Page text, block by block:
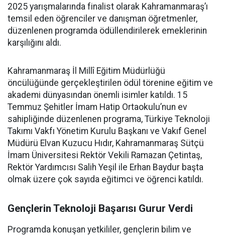
2025 yarışmalarında finalist olarak Kahramanmaraş’ı
temsil eden öğrenciler ve danışman öğretmenler,
düzenlenen programda ödüllendirilerek emeklerinin
karşılığını aldı.
Kahramanmaraş İl Millî Eğitim Müdürlüğü
öncülüğünde gerçekleştirilen ödül törenine eğitim ve
akademi dünyasından önemli isimler katıldı. 15
Temmuz Şehitler İmam Hatip Ortaokulu’nun ev
sahipliğinde düzenlenen programa, Türkiye Teknoloji
Takımı Vakfı Yönetim Kurulu Başkanı ve Vakıf Genel
Müdürü Elvan Kuzucu Hıdır, Kahramanmaraş Sütçü
İmam Üniversitesi Rektör Vekili Ramazan Çetintaş,
Rektör Yardımcısı Salih Yeşil ile Erhan Baydur başta
olmak üzere çok sayıda eğitimci ve öğrenci katıldı.
Gençlerin Teknoloji Başarısı Gurur Verdi
Programda konuşan yetkililer, gençlerin bilim ve